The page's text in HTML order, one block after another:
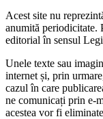
Acest site nu
anumită periodicitate.
editorial în sensul
Unele texte sau
internet și, prin
cazul în care
ne comunicați prin e-
acestea vor fi